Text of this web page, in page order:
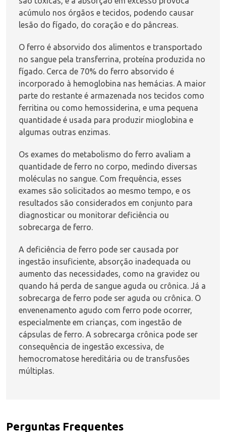
acúmulo nos órgãos e tecidos, podendo causar
lesão do fígado, do coração e do pâncreas.
O ferro é absorvido dos alimentos e transportado
no sangue pela transferrina, proteína produzida no
fígado. Cerca de 70% do ferro absorvido é
incorporado à hemoglobina nas hemácias. A maior
parte do restante é armazenada nos tecidos como
ferritina ou como hemossiderina, e uma pequena
quantidade é usada para produzir mioglobina e
algumas outras enzimas.
Os exames do metabolismo do ferro avaliam a
quantidade de ferro no corpo, medindo diversas
moléculas no sangue. Com frequência, esses
exames são solicitados ao mesmo tempo, e os
resultados são considerados em conjunto para
diagnosticar ou monitorar deficiência ou
sobrecarga de ferro.
A deficiência de ferro pode ser causada por
ingestão insuficiente, absorção inadequada ou
aumento das necessidades, como na gravidez ou
quando há perda de sangue aguda ou crônica. Já a
sobrecarga de ferro pode ser aguda ou crônica. O
envenenamento agudo com ferro pode ocorrer,
especialmente em crianças, com ingestão de
cápsulas de ferro. A sobrecarga crônica pode ser
consequência de ingestão excessiva, de
hemocromatose hereditária ou de transfusões
múltiplas.
Perguntas Frequentes